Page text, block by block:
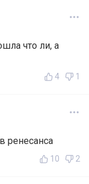
что ли, а
4 1
ренесанса
10 2